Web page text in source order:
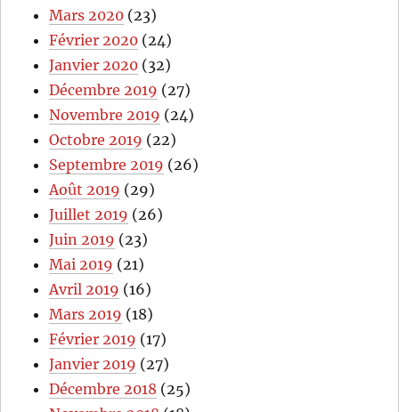
Mars 2020 (23)
Février 2020 (24)
Janvier 2020 (32)
Décembre 2019 (27)
Novembre 2019 (24)
Octobre 2019 (22)
Septembre 2019 (26)
Août 2019 (29)
Juillet 2019 (26)
Juin 2019 (23)
Mai 2019 (21)
Avril 2019 (16)
Mars 2019 (18)
Février 2019 (17)
Janvier 2019 (27)
Décembre 2018 (25)